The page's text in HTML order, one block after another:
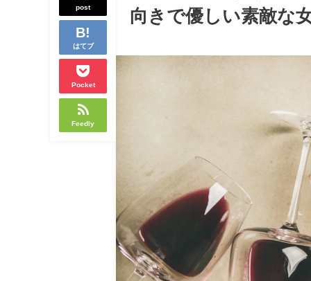
post
はてブ
Pocket
Feedly
向きで優しい素敵な